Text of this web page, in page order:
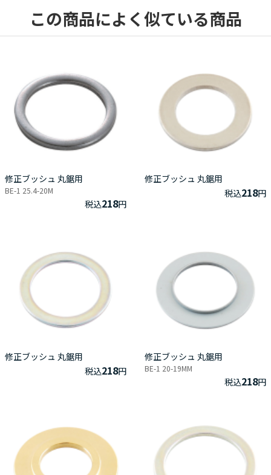
この商品によく似ている商品
修正ブッシュ 丸鋸用
BE-1 25.4-20M
税込218円
修正ブッシュ 丸鋸用
税込218円
修正ブッシュ 丸鋸用
税込218円
修正ブッシュ 丸鋸用
BE-1 20-19MM
税込218円